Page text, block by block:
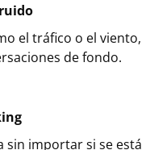
el tráfico o el viento,
de fondo.
sin importar si se está